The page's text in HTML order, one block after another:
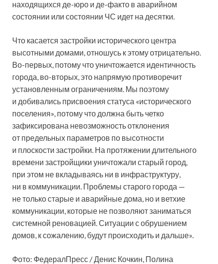
находящихся де-юро и де-факто в аварийном
состоянии или состоянии ЧС идет на десятки.
Что касается застройки исторического центра
высотными домами, отношусь к этому отрицательно.
Во-первых, потому что уничтожается идентичность
города, во-вторых, это напрямую противоречит
установленным ограничениям. Мы поэтому
и добивались присвоения статуса «исторического
поселения», потому что должна быть четко
зафиксирована невозможность отклонения
от предельных параметров по высотности
и плоскости застройки. На протяжении длительного
времени застройщики уничтожали старый город,
при этом не вкладываясь ни в инфраструктуру,
ни в коммуникации. Проблемы старого города —
не только старые и аварийные дома, но и ветхие
коммуникации, которые не позволяют заниматься
системной реновацией. Ситуации с обрушением
домов, к сожалению, будут происходить и дальше».
Фото: ФедералПресс / Денис Кочкин, Полина